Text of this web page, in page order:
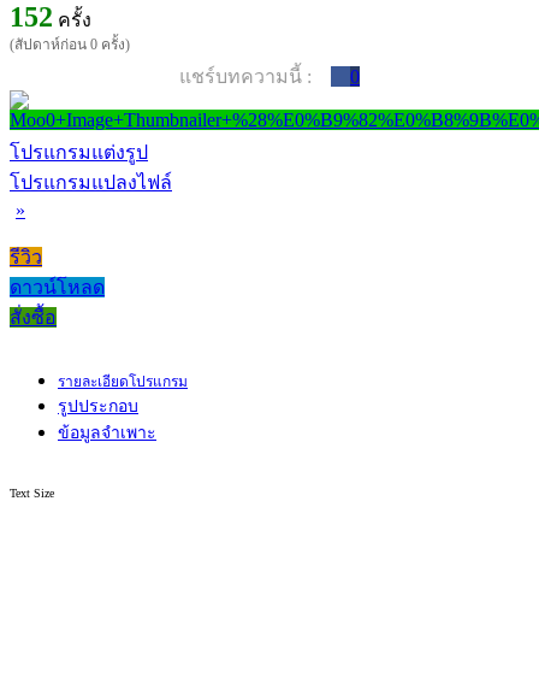
152 ครั้ง
(สัปดาห์ก่อน 0 ครั้ง)
แชร์บทความนี้ : 0
โปรแกรมแต่งรูป
โปรแกรมแปลงไฟล์
»
รีวิว
ดาวน์โหลด
สั่งซื้อ
รายละเอียดโปรแกรม
รูปประกอบ
ข้อมูลจำเพาะ
Text Size